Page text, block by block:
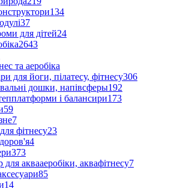
134
37
для дітей24
2643
та аеробіка
для йоги, пілатесу, фітнесу306
дошки, напівсферы192
і балансири173
59
7
фітнесу23
4
373
для аквааеробіки, аквафітнесу7
85
14